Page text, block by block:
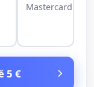
Mastercard
5 €